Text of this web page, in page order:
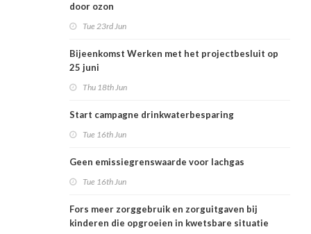
door ozon
Tue 23rd Jun
Bijeenkomst Werken met het projectbesluit op
25 juni
Thu 18th Jun
Start campagne drinkwaterbesparing
Tue 16th Jun
Geen emissiegrenswaarde voor lachgas
Tue 16th Jun
Fors meer zorggebruik en zorguitgaven bij
kinderen die opgroeien in kwetsbare situatie